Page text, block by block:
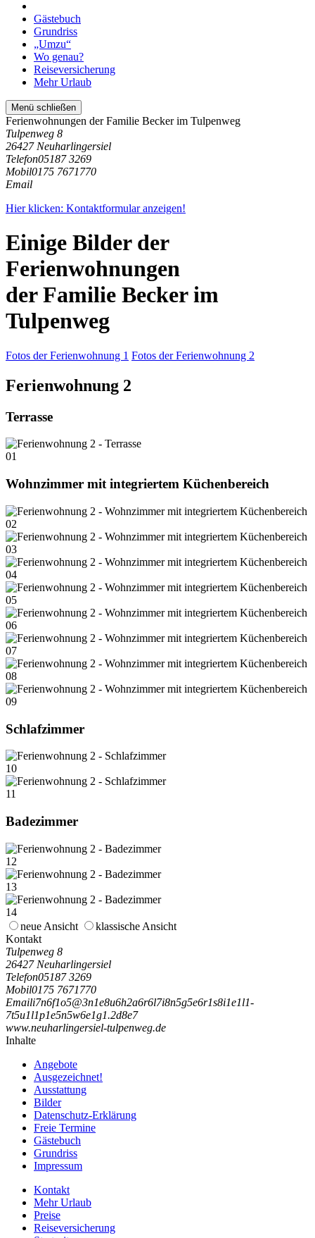
Gästebuch
Grundriss
„Umzu“
Wo genau?
Reiseversicherung
Mehr Urlaub
Menü schließen
Ferienwohnungen der Familie Becker im Tulpenweg
Tulpenweg 8
26427 Neuharlingersiel
Telefon05187 3269
Mobil0175 7671770
Email
Hier klicken: Kontaktformular anzeigen!
Einige Bilder der
Ferienwohnungen
der Familie Becker im
Tulpenweg
Fotos der Ferienwohnung 1 Fotos der Ferienwohnung 2
Ferienwohnung 2
Terrasse
01
Wohnzimmer mit integriertem Küchenbereich
02
03
04
05
06
07
08
09
Schlafzimmer
10
11
Badezimmer
12
13
14
neue Ansicht
klassische Ansicht
Kontakt
Tulpenweg 8
26427 Neuharlingersiel
Telefon05187 3269
Mobil0175 7671770
Emaili7n6f1o5@3n1e8u6h2a6r6l7i8n5g5e6r1s8i1e1l1-
7t5u1l1p1e5n5w6e1g1.2d8e7
www.neuharlingersiel-tulpenweg.de
Inhalte
Angebote
Ausgezeichnet!
Ausstattung
Bilder
Datenschutz-Erklärung
Freie Termine
Gästebuch
Grundriss
Impressum
Kontakt
Mehr Urlaub
Preise
Reiseversicherung